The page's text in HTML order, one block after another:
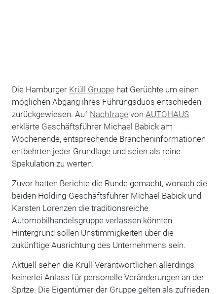
Die Hamburger Krüll Gruppe hat Gerüchte um einen
möglichen Abgang ihres Führungsduos entschieden
zurückgewiesen. Auf Nachfrage von AUTOHAUS
erklärte Geschäftsführer Michael Babick am
Wochenende, entsprechende Brancheninformationen
entbehrten jeder Grundlage und seien als reine
Spekulation zu werten.
Zuvor hatten Berichte die Runde gemacht, wonach die
beiden Holding-Geschäftsführer Michael Babick und
Karsten Lorenzen die traditionsreiche
Automobilhandelsgruppe verlassen könnten.
Hintergrund sollen Unstimmigkeiten über die
zukünftige Ausrichtung des Unternehmens sein.
Aktuell sehen die Krüll-Verantwortlichen allerdings
keinerlei Anlass für personelle Veränderungen an der
Spitze. Die Eigentümer der Gruppe gelten als zufrieden